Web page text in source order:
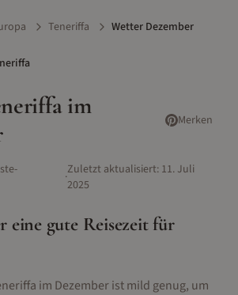
Teneriffa Wetter Dezember
im
Merken
·Zuletzt aktualisiert: 11. Juli
2025
eine gute Reisezeit für
im Dezember ist mild genug, um